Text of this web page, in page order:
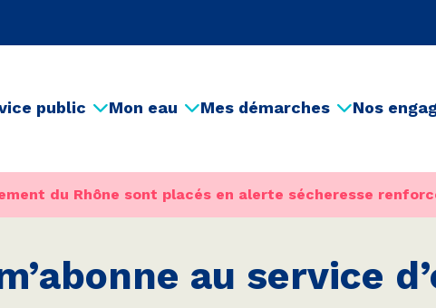
public Mon eau Mes démarches Nos
du Rhône sont placés en alerte sécheresse
au service